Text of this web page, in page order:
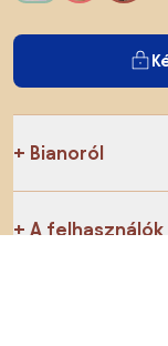
Bianoról
A felhasználók